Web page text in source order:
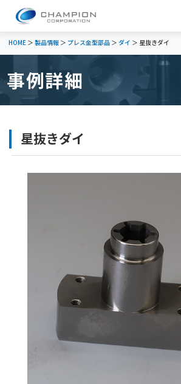
HOME ＞製品情報 ＞ プレス金型部品 ＞ダイ ＞ 星抜きダイ
事例詳細
星抜きダイ